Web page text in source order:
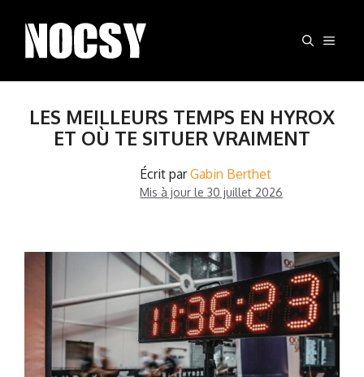
contenu
LES MEILLEURS TEMPS EN HYROX
ET OÙ TE SITUER VRAIMENT
Écrit parGabin Berthet
Mis à jour le30 juillet 2026